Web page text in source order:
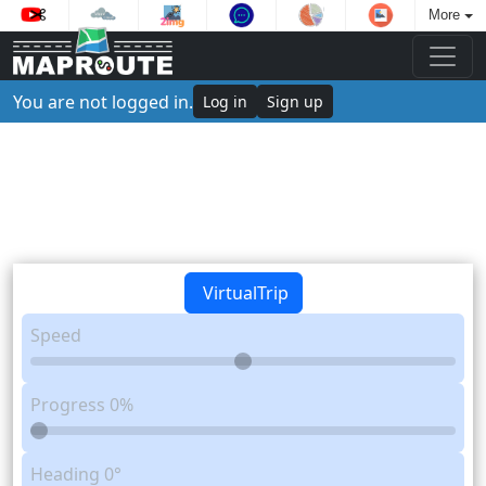
More
You are not logged in. Log in Sign up
VirtualTrip
Speed
Progress 0%
Heading 0°